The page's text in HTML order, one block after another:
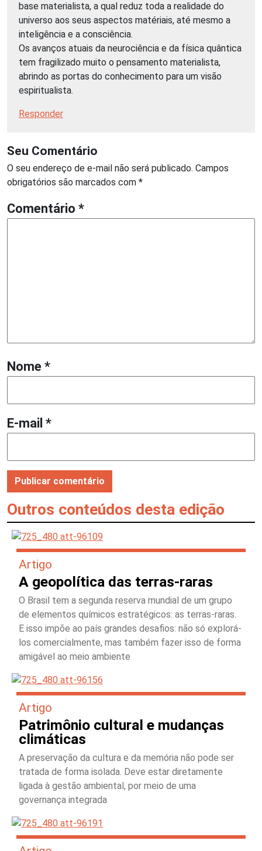
base materialista, a qual reduz toda a realidade do
universo aos seus aspectos matériais, até mesmo a
inteligência e a consciência.
Os avanços atuais da neurociência e da física quântica
tem fragilizado muito o pensamento materialista,
abrindo as portas do conhecimento para um visão
espiritualista.
Responder
Seu Comentário
O seu endereço de e-mail não será publicado. Campos
obrigatórios são marcados com *
Comentário *
Nome *
E-mail *
Outros conteúdos desta edição
Artigo
A geopolítica das terras-raras
O Brasil tem a segunda reserva mundial de um grupo
de elementos químicos estratégicos: as terras-raras.
E isso impõe ao país grandes desafios: não só explorá-
los comercialmente, mas também fazer isso de forma
amigável ao meio ambiente
Artigo
Patrimônio cultural e mudanças
climáticas
A preservação da cultura e da memória não pode ser
tratada de forma isolada. Deve estar diretamente
ligada à gestão ambiental, por meio de uma
governança integrada